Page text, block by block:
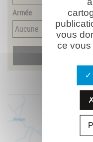
Armée
vous
ce vous